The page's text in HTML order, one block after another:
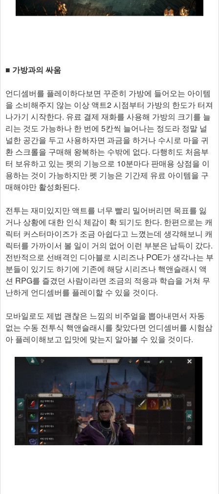
■ 가방과의 싸움
언디셈버를 플레이하다보면 꾸준히 가방에 들어오는 아이템
을 소비해주지 않는 이상 액트2 시점부터 가방의 한도가 터져
나가기 시작한다. 유료 결제 재화를 사용해 가방의 크기를 늘
리는 것도 가능하나 한 번에 5칸씩 늘어나는 정도라 정말 널
널한 공간을 두고 사용하자면 과금을 하거나 수시로 마을 귀
환 스크롤을 구매해 왕복하는 수밖에 없다. 다행히도 처음부
터 보유하고 있는 펫의 기능으로 10분마다 판매용 상점을 이
용하는 것이 가능하지만 펫 기능은 기간제 유료 아이템을 구
매해야만 활성화된다.
전투는 재미있지만 액트를 너무 빨리 밀어버리면 목표를 잃
거나 상황에 대한 인식 체감이 확 되기도 한다. 한편으로는 캐
릭터 커스터마이즈가 조금 아쉽다고 느꼈는데 생각해보니 캐
릭터를 가까이서 볼 일이 거의 없어 이런 부분은 납득이 갔다.
전반적으로 선배격인 디아블로 시리즈나 POE가 생각나는 부
분들이 있기도 하기에 기존에 해당 시리즈나 핵앤슬래시 액
션 RPG를 즐겼던 사람이라면 조금의 적응과 학습을 거쳐 무
난하게 언디셈버를 플레이할 수 있을 것이다.
모바일로도 제법 괜찮은 느낌의 비주얼을 뽑아내면서 자동
없는 수동 전투식 핵앤슬래시를 찾았다면 언디셈버를 시험삼
아 플레이해보고 입맛에 맞는지 알아볼 수 있을 것이다.​